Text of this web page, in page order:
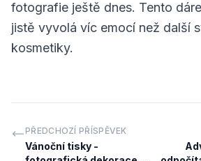
fotografie ještě dnes. Tento
jistě vyvolá víc emocí než další
kosmetiky.
PŘEDCHOZÍ PŘÍSPĚVEK
Vánoční tisky -